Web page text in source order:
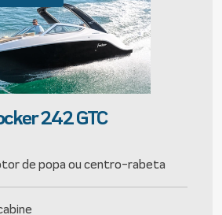
242 GTC
de popa ou centro-rabeta